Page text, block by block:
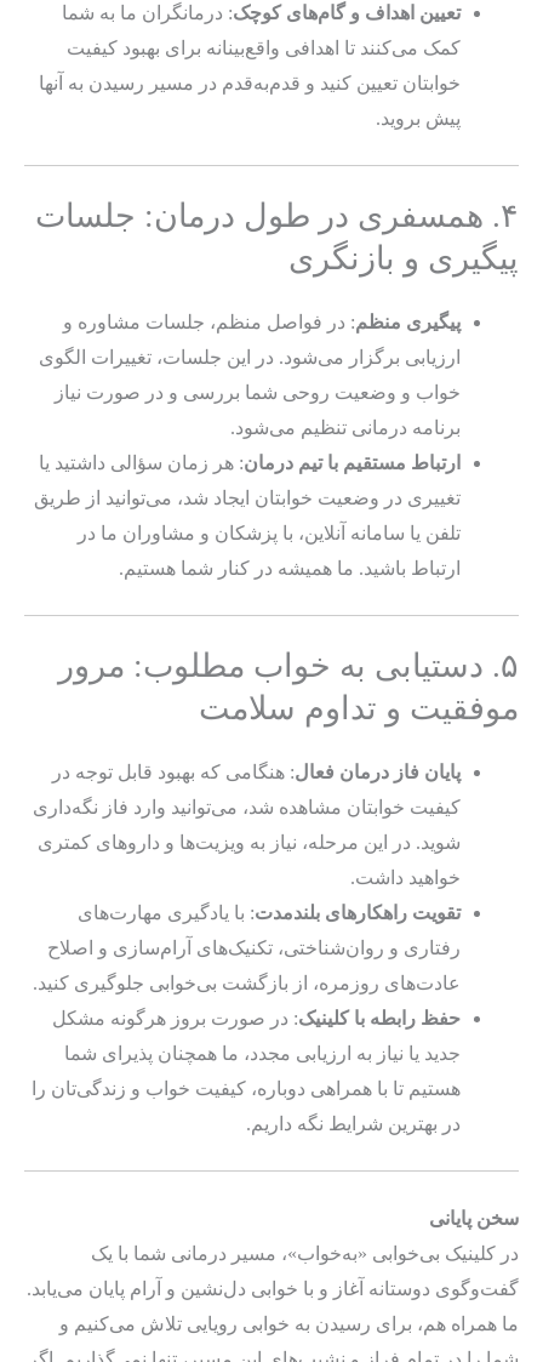
تعیین اهداف و گام‌های کوچک: درمانگران ما به شما
کمک می‌کنند تا اهدافی واقع‌بینانه برای بهبود کیفیت
خوابتان تعیین کنید و قدم‌به‌قدم در مسیر رسیدن به آنها
پیش بروید.
۴. همسفری در طول درمان: جلسات
پیگیری و بازنگری
پیگیری منظم: در فواصل منظم، جلسات مشاوره و
ارزیابی برگزار می‌شود. در این جلسات، تغییرات الگوی
خواب و وضعیت روحی شما بررسی و در صورت نیاز
برنامه درمانی تنظیم می‌شود.
ارتباط مستقیم با تیم درمان: هر زمان سؤالی داشتید یا
تغییری در وضعیت خوابتان ایجاد شد، می‌توانید از طریق
تلفن یا سامانه آنلاین، با پزشکان و مشاوران ما در
ارتباط باشید. ما همیشه در کنار شما هستیم.
۵. دستیابی به خواب مطلوب: مرور
موفقیت و تداوم سلامت
پایان فاز درمان فعال: هنگامی که بهبود قابل توجه در
کیفیت خوابتان مشاهده شد، می‌توانید وارد فاز نگه‌داری
شوید. در این مرحله، نیاز به ویزیت‌ها و داروهای کمتری
خواهید داشت.
تقویت راهکارهای بلندمدت: با یادگیری مهارت‌های
رفتاری و روان‌شناختی، تکنیک‌های آرام‌سازی و اصلاح
عادت‌های روزمره، از بازگشت بی‌خوابی جلوگیری کنید.
حفظ رابطه با کلینیک: در صورت بروز هرگونه مشکل
جدید یا نیاز به ارزیابی مجدد، ما همچنان پذیرای شما
هستیم تا با همراهی دوباره، کیفیت خواب و زندگی‌تان را
در بهترین شرایط نگه داریم.
سخن پایانی
در کلینیک بی‌خوابی «به‌خواب»، مسیر درمانی شما با یک
گفت‌وگوی دوستانه آغاز و با خوابی دل‌نشین و آرام پایان می‌یابد.
ما همراه هم، برای رسیدن به خوابی رویایی تلاش می‌کنیم و